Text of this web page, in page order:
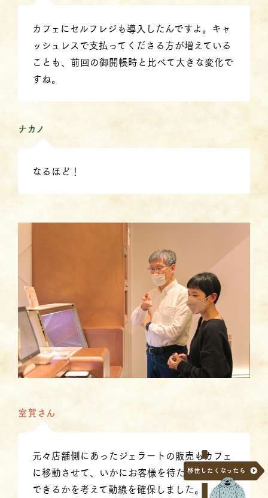
移住したくなったら
カフェにセルフレジも導入したんですよ。キャ
ッシュレスで支払ってくださる方が増えている
ことも、前回の御開帳時と比べて大きな変化で
すね。
ナカノ
なるほど！
室賀さん
元々店舗側にあったジェラートの販売もカフェ
に移動させて、いかにお客様を待たせずご案内
できるかを考えて動線を確保しました。